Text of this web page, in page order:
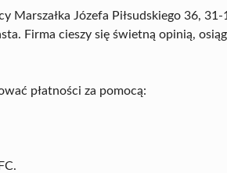
Marszałka Józefa Piłsudskiego 36,
Firma cieszy się świetną opinią,
płatności za pomocą: